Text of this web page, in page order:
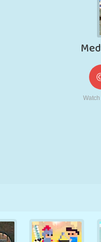
ROBÔ
VELHA